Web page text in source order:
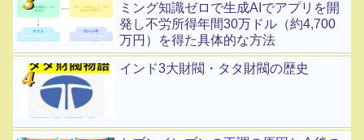
ミング知識ゼロで生成AIでアプリを開
発し不労所得年間30万ドル（約4,700
万円）を得た具体的な方法
インド3大財閥・タタ財閥の歴史